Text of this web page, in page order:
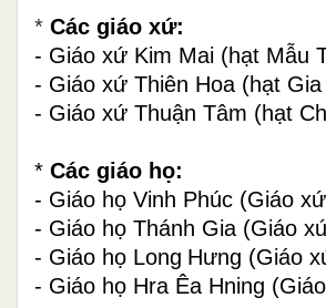
* Các giáo xứ:
- Giáo xứ Kim Mai (hạt Mẫu
- Giáo xứ Thiên Hoa (hạt
- Giáo xứ Thuận Tâm (hạt
* Các giáo họ:
- Giáo họ Vinh Phúc (Giáo
- Giáo họ Thánh Gia (Giáo
- Giáo họ Long Hưng (Giáo
- Giáo họ Hra Êa Hning